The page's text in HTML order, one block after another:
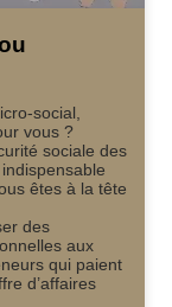
social,
vous ?
sociale des
êtes à la tête
des
aux
qui paient
d’affaires